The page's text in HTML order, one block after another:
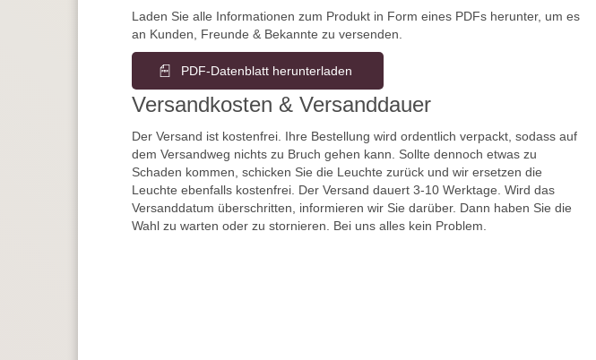
Laden Sie alle Informationen zum Produkt in Form eines PDFs herunter, um es
an Kunden, Freunde & Bekannte zu versenden.
PDF-Datenblatt herunterladen
Versandkosten & Versanddauer
Der Versand ist kostenfrei. Ihre Bestellung wird ordentlich verpackt, sodass auf
dem Versandweg nichts zu Bruch gehen kann. Sollte dennoch etwas zu
Schaden kommen, schicken Sie die Leuchte zurück und wir ersetzen die
Leuchte ebenfalls kostenfrei. Der Versand dauert 3-10 Werktage. Wird das
Versanddatum überschritten, informieren wir Sie darüber. Dann haben Sie die
Wahl zu warten oder zu stornieren. Bei uns alles kein Problem.